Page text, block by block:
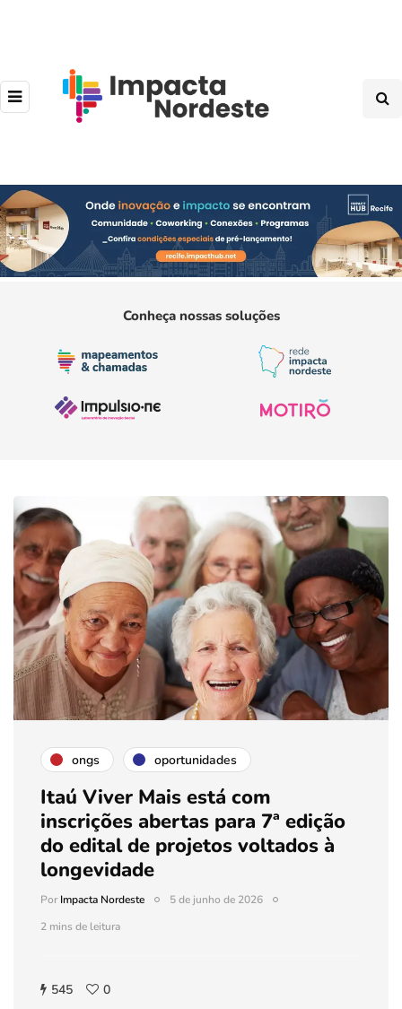
Conheça nossas soluções
ongs oportunidades
Itaú Viver Mais está com
inscrições abertas para 7ª edição
do edital de projetos voltados à
longevidade
PorImpacta Nordeste
5 de junho de 2026
2 mins de leitura
545 0